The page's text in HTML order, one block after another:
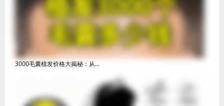
3000毛囊植发价格大揭秘：从...